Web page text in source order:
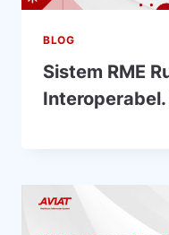
BLOG
Sistem RME